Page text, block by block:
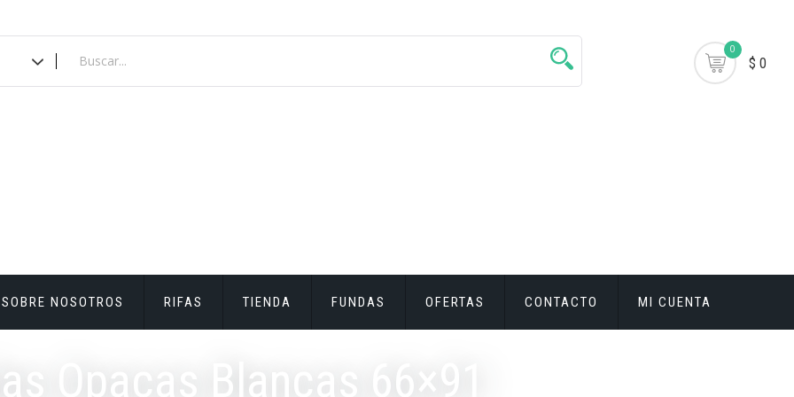
0
$ 0
SOBRE NOSOTROS RIFAS TIENDA FUNDAS OFERTAS CONTACTO MI CUENTA
Opacas Blancas 66×91